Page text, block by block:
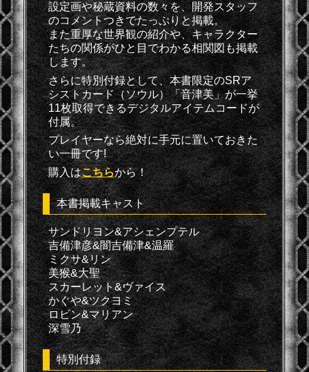
設定画や秘蔵資料の数々を、開発スタッフ
のコメントつきでたっぷりと掲載。
また重厚な世界観の紹介や、キャラクター
たちの関係がひと目でわかる相関図も掲載
します。
さらに特別付録として、本書限定のSRア
シストカード（ソウル）「音津美」が一挙
11枚取得できるデジタルアイテムコードが
付属。
プレイヤーなら絶対に手元に置いておきた
い一冊です!
購入はこちらから！
本書掲載キャスト
サンドリヨン&アシェンプテル
吉備津彦&闇吉備津&温羅
ミクサ&リン
美猴&大聖
スカーレット&ヴァイス
かぐや&ツクヨミ
ロビン&マリアン
深雪乃
特別付録